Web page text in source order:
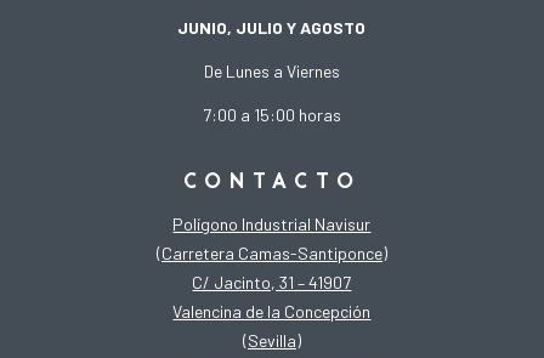
JUNIO, JULIO Y AGOSTO
De Lunes a Viernes
7:00 a 15:00 horas
CONTACTO
Polígono Industrial Navisur
(Carretera Camas-Santiponce)
C/ Jacinto, 31 – 41907
Valencina de la Concepción
(Sevilla)